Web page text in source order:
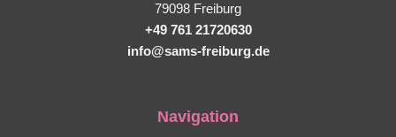
79098 Freiburg
+49 761 21720630
info@sams-freiburg.de
Navigation